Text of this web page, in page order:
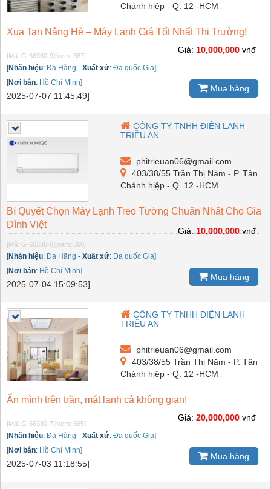
Chánh hiệp - Q. 12 -HCM
Xua Tan Nắng Hè – Máy Lạnh Giá Tốt Nhất Thị Trường!
[Mã: G-66380-9][xem: 387]
[Nhãn hiệu: Đa Hãng - Xuất xứ: Đa quốc Gia]
[Nơi bán: Hồ Chí Minh]
2025-07-07 11:45:49]
Giá: 10,000,000 vnđ
Mua hàng
CÔNG TY TNHH ĐIỆN LẠNH
TRIỀU AN
phitrieuan06@gmail.com
403/38/55 Trần Thị Năm - P. Tân
Chánh hiệp - Q. 12 -HCM
Bí Quyết Chọn Máy Lạnh Treo Tường Chuẩn Nhất Cho Gia
Đình Việt
[Mã: G-66380-8][xem: 360]
[Nhãn hiệu: Đa Hãng - Xuất xứ: Đa quốc Gia]
[Nơi bán: Hồ Chí Minh]
2025-07-04 15:09:53]
Giá: 10,000,000 vnđ
Mua hàng
CÔNG TY TNHH ĐIỆN LẠNH
TRIỀU AN
phitrieuan06@gmail.com
403/38/55 Trần Thị Năm - P. Tân
Chánh hiệp - Q. 12 -HCM
Ẩn mình trên trần, mát lạnh cả không gian!
[Mã: G-66380-7][xem: 365]
[Nhãn hiệu: Đa Hãng - Xuất xứ: Đa quốc Gia]
[Nơi bán: Hồ Chí Minh]
2025-07-03 11:18:55]
Giá: 20,000,000 vnđ
Mua hàng